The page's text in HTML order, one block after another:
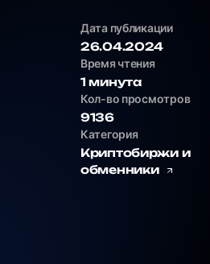
Дата публикации
26.04.2024
Время чтения
1 минута
Кол-во просмотров
9136
Категория
Криптобиржи и
обменники